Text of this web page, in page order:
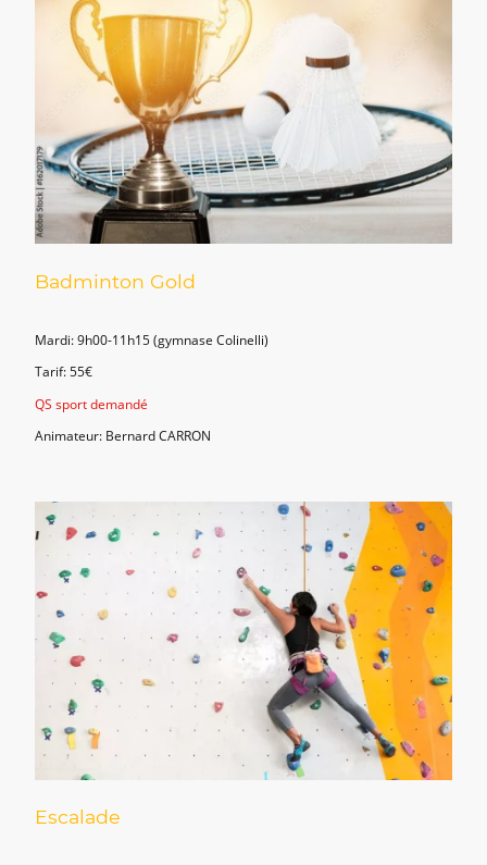
Badminton Gold
Mardi: 9h00-11h15 (gymnase Colinelli)
Tarif: 55€
QS sport demandé
Animateur: Bernard CARRON
Escalade